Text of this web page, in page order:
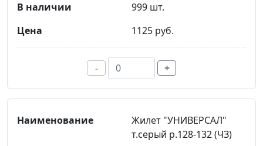
999 шт.
1125 руб.
- +
Жилет "УНИВЕРСАЛ"
т.серый р.128-132 (ЧЗ)